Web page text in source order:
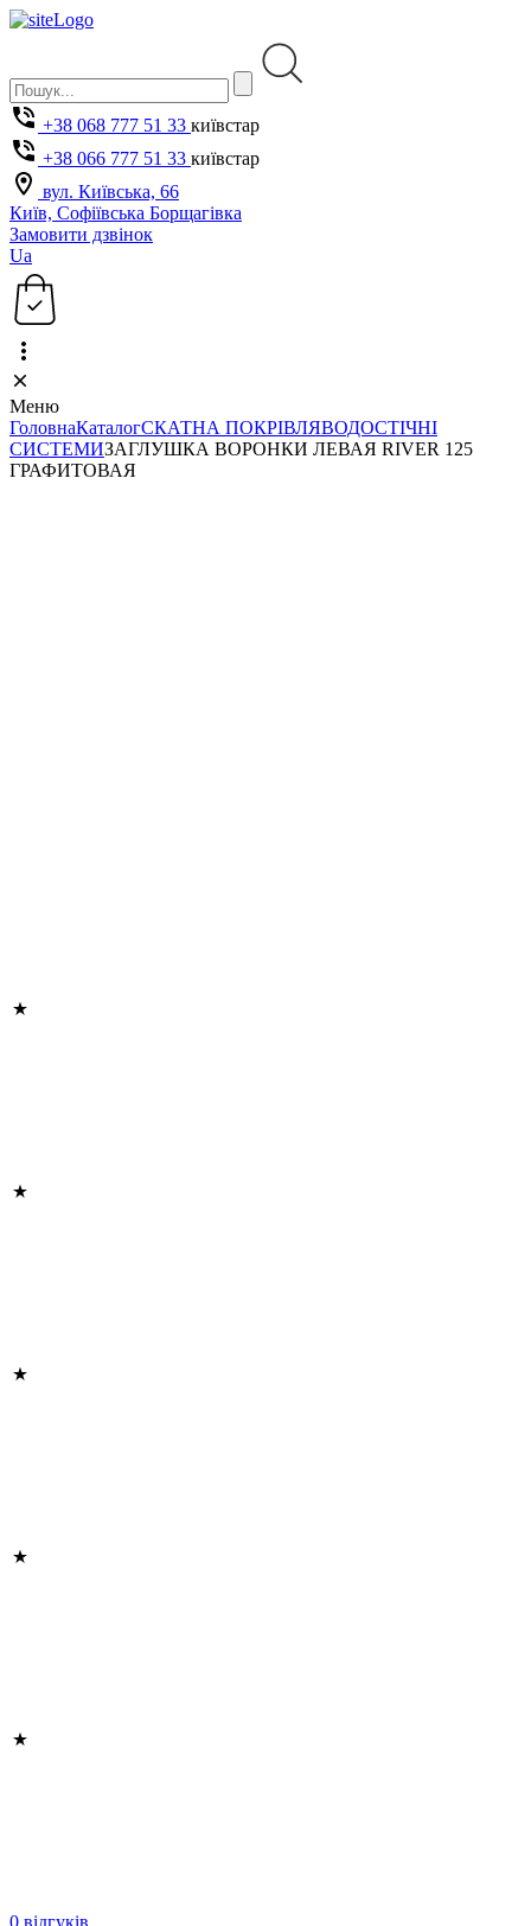
+38 068 777 51 33 київстар
+38 066 777 51 33 київстар
вул. Київська, 66
Київ, Софіївська Борщагівка
Замовити дзвінок
Ua
Меню
ГоловнаКаталогСКАТНА ПОКРІВЛЯВОДОСТІЧНІ
СИСТЕМИЗАГЛУШКА ВОРОНКИ ЛЕВАЯ RIVER 125
ГРАФИТОВАЯ
0 відгуків